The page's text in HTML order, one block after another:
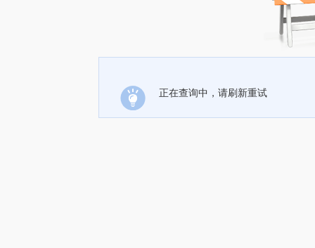
正在查询中，请刷新重试